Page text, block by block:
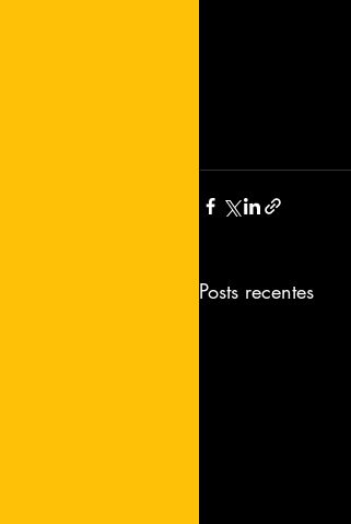
Posts recentes